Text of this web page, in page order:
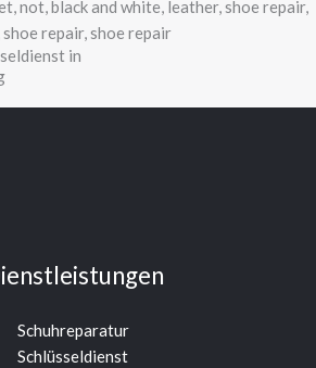
in
Schuhreparatur
Schlüsseldienst